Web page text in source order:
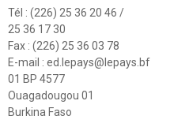
Tél : (226) 25 36 20 46 /
25 36 17 30
Fax : (226) 25 36 03 78
E-mail : ed.lepays@lepays.bf
01 BP 4577
Ouagadougou 01
Burkina Faso